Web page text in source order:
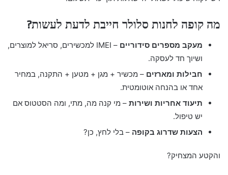
מה קופה לחנות סלולר חייבת לדעת לעשות?
מעקב מספרים סידוריים
– IMEI למכשירים, סריאל למוצרים,
ושיוך חד לעסקה.
חבילות ומארזים – מכשיר + מגן + מטען + התקנה, במחיר
אחד או בהנחה אוטומטית.
תיעוד אחריות ושירות – מי קנה מה, מתי, ומה הסטטוס אם
יש טיפול.
הצעות שדרוג בקופה – בלי לחץ, כן?
והקטע המצחיק?